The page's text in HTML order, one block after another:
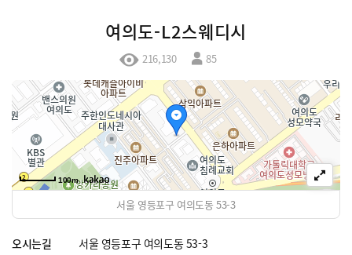
여의도-L2스웨디시
216,130 85
100m
서울 영등포구 여의도동 53-3
오시는길
서울 영등포구 여의도동 53-3